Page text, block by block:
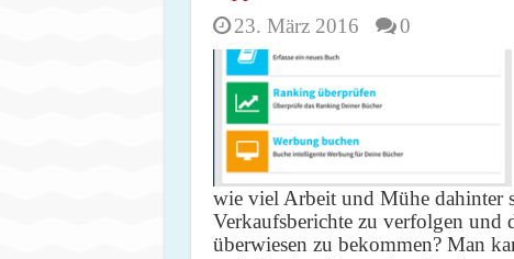
23. März 2016 0
wie viel Arbeit und Mühe dahinter
Verkaufsberichte zu verfolgen
überwiesen zu bekommen? Man